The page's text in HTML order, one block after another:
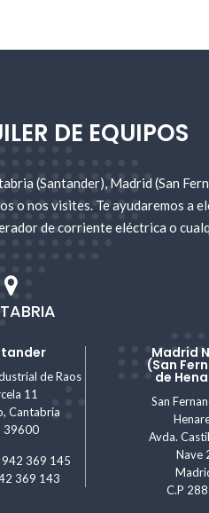
DE EQUIPOS
(Santander), Madrid (San
o nos visites. Te ayudaremos a
de corriente eléctrica o
de Raos
11
Cantabria
39600
942 369 145
369 143
Madrid
(San
de
San
Avda.
Nave
C.P